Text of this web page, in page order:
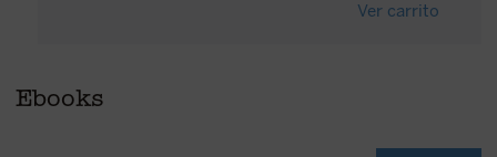
Ver carrito
Ebooks